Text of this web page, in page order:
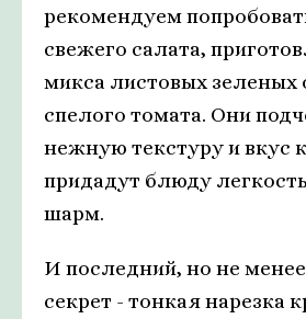
рекомендуем
свежего салата,
микса листовых зеленых
спелого томата. Они
нежную текстуру и вкус
придадут блюду
шарм.
И последний, но не
секрет - тонкая нарезка